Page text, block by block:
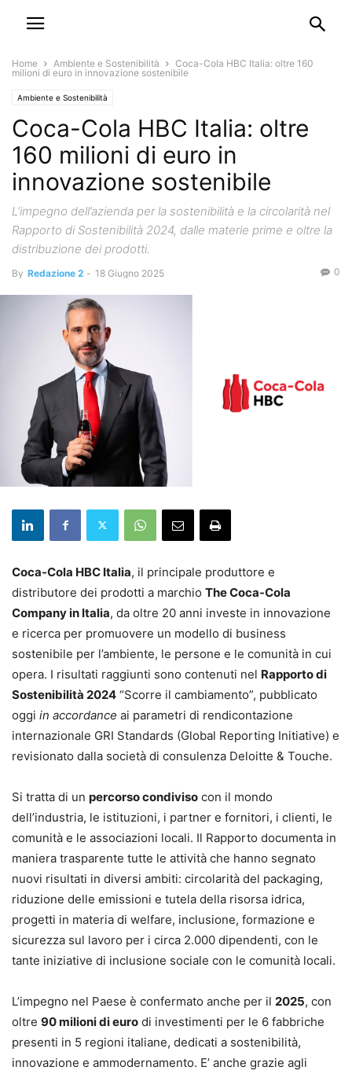
Home Ambiente e Sostenibilità
Coca-Cola HBC Italia: oltre 160
milioni di euro in innovazione sostenibile
Ambiente e Sostenibilità
Coca-Cola HBC Italia: oltre
160 milioni di euro in
innovazione sostenibile
L’impegno dell’azienda per la sostenibilità e la circolarità nel
Rapporto di Sostenibilità 2024, dalle materie prime e oltre la
distribuzione dei prodotti.
By Redazione 2 - 18 Giugno 2025 0
Coca-Cola HBC Italia, il principale produttore e
distributore dei prodotti a marchio The Coca-Cola
Company in Italia, da oltre 20 anni investe in innovazione
e ricerca per promuovere un modello di business
sostenibile per l’ambiente, le persone e le comunità in cui
opera. I risultati raggiunti sono contenuti nel Rapporto di
Sostenibilità 2024 “Scorre il cambiamento”, pubblicato
oggi in accordance ai parametri di rendicontazione
internazionale GRI Standards (Global Reporting Initiative) e
revisionato dalla società di consulenza Deloitte & Touche.
Si tratta di un percorso condiviso con il mondo
dell’industria, le istituzioni, i partner e fornitori, i clienti, le
comunità e le associazioni locali. Il Rapporto documenta in
maniera trasparente tutte le attività che hanno segnato
nuovi risultati in diversi ambiti: circolarità del packaging,
riduzione delle emissioni e tutela della risorsa idrica,
progetti in materia di welfare, inclusione, formazione e
sicurezza sul lavoro per i circa 2.000 dipendenti, con le
tante iniziative di inclusione sociale con le comunità locali.
L’impegno nel Paese è confermato anche per il 2025, con
oltre 90 milioni di euro di investimenti per le 6 fabbriche
presenti in 5 regioni italiane, dedicati a sostenibilità,
innovazione e ammodernamento. E’ anche grazie agli